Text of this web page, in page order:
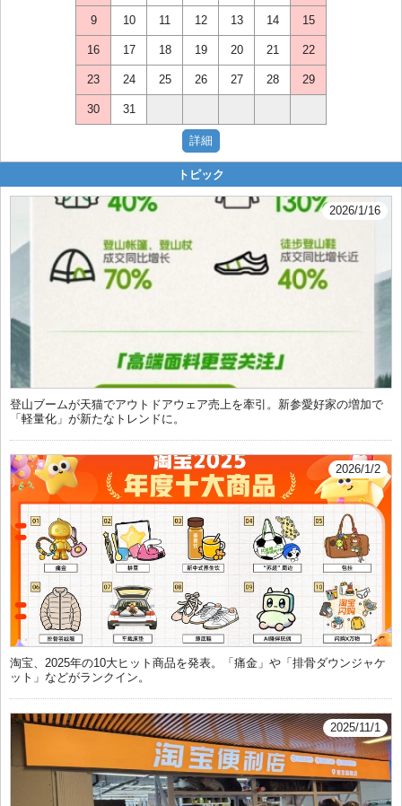
9 10 11 12 13 14 15
16 17 18 19 20 21 22
23 24 25 26 27 28 29
30 31
トピック
2026/1/16
登山ブームが天猫でアウトドアウェア売上を牽引。新参愛好家の増加で
「軽量化」が新たなトレンドに。
2026/1/2
淘宝、2025年の10大ヒット商品を発表。「痛金」や「排骨ダウンジャケ
ット」などがランクイン。
2025/11/1